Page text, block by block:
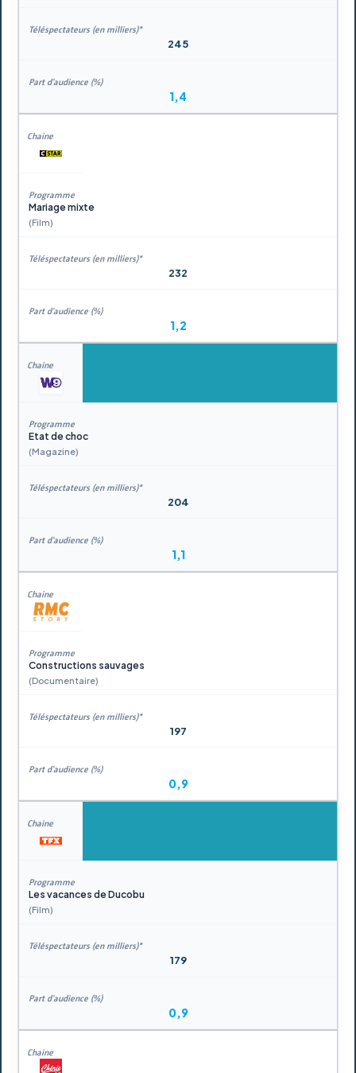
245
1,4
Mariage mixte
(Film)
232
1,2
Etat de choc
(Magazine)
204
1,1
Constructions sauvages
(Documentaire)
197
0,9
Les vacances de Ducobu
(Film)
179
0,9